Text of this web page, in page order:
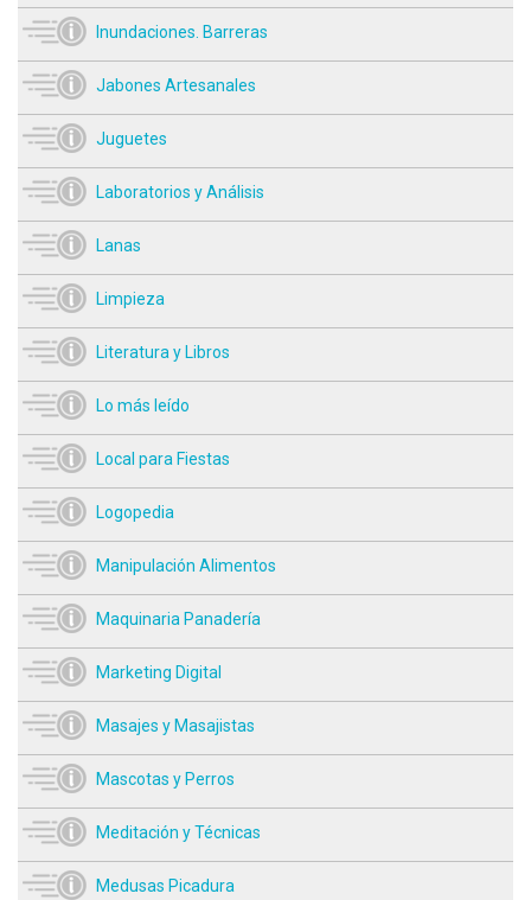
Inundaciones. Barreras
Jabones Artesanales
Juguetes
Laboratorios y Análisis
Lanas
Limpieza
Literatura y Libros
Lo más leído
Local para Fiestas
Logopedia
Manipulación Alimentos
Maquinaria Panadería
Marketing Digital
Masajes y Masajistas
Mascotas y Perros
Meditación y Técnicas
Medusas Picadura